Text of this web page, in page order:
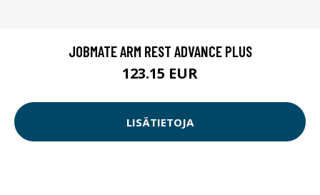
JOBMATE ARM REST ADVANCE PLUS
123.15 EUR
LISÄTIETOJA